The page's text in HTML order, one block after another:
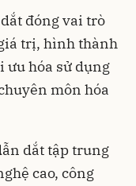
đóng vai trò
trị, hình thành
ưu hóa sử dụng
môn hóa
dắt tập trung
cao, công